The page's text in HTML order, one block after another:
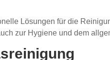
Lösungen für die
zur Hygiene und dem